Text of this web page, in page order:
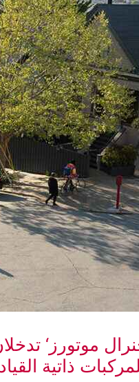
موتورز‘
ذاتية